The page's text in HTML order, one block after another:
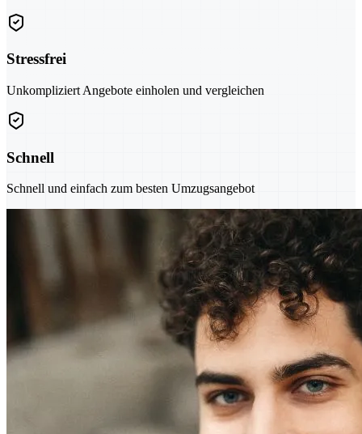
Stressfrei
Unkompliziert Angebote einholen und vergleichen
Schnell
Schnell und einfach zum besten Umzugsangebot